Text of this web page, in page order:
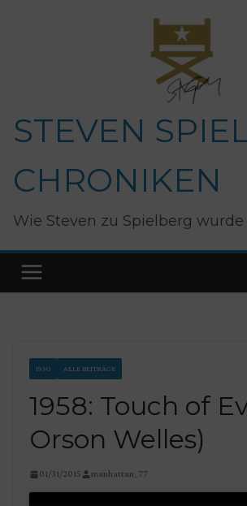
STEVEN
CHRONIKEN
Wie Steven zu Spielberg wurde
1950 ALLE BEITRÄGE
1958: Touch of
Orson Welles)
01/31/2015 manhattan_77